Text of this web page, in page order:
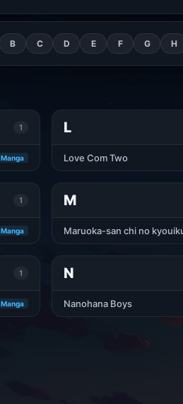
B C D E F G H
1
Manga
1
Manga
1
Manga
L
Love Com Two
M
Maruoka-san chi no
N
Nanohana Boys